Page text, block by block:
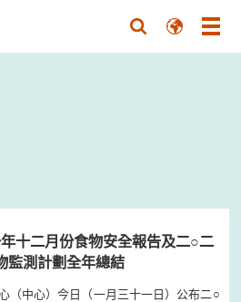
十二月份食物安全報告及二○二
監測計劃全年總結
（中心）今日（一月三十一日）公布二○